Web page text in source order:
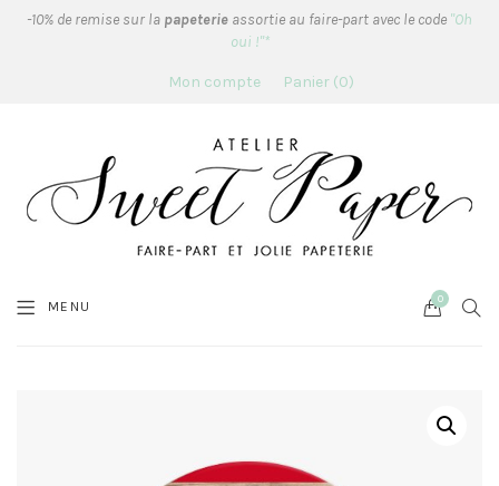
-10% de remise sur la papeterie assortie au faire-part avec le code "Oh
oui !"*
Mon compte Panier 0
MENU Cart
0